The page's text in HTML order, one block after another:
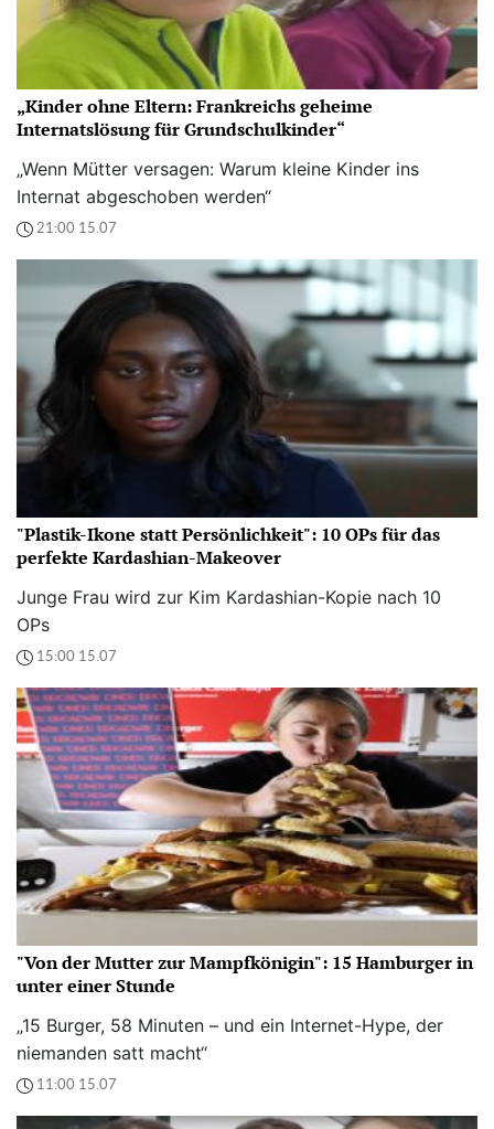
„Kinder ohne Eltern: Frankreichs geheime
Internatslösung für Grundschulkinder“
„Wenn Mütter versagen: Warum kleine Kinder ins
Internat abgeschoben werden“
21:00 15.07
"Plastik-Ikone statt Persönlichkeit": 10 OPs für das
perfekte Kardashian-Makeover
Junge Frau wird zur Kim Kardashian-Kopie nach 10
OPs
15:00 15.07
"Von der Mutter zur Mampfkönigin": 15 Hamburger in
unter einer Stunde
„15 Burger, 58 Minuten – und ein Internet-Hype, der
niemanden satt macht“
11:00 15.07